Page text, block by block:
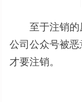
至于注销的原
公司公众号被
才要注销。